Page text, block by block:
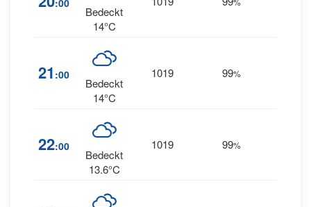
:00
Bedeckt
14°C
21 :00
Bedeckt
14°C
1019 99%
22:00
Bedeckt
13.6°C
1019 99%